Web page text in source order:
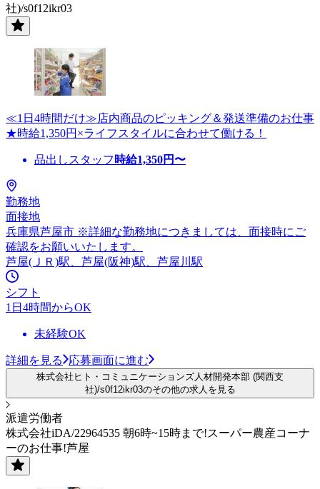
社)/s0f12ikr03
≪1日4時間だけ≫店内商品のピッキング＆発送準備のお仕事
★時給1,350円×ライフスタイルに合わせて働ける！
品出しスタッフ 時給1,350円〜
勤務地
面接地
兵庫県芦屋市 ※詳細な勤務地につきましては、面接時にご
確認をお願いいたします。
芦屋(ＪＲ)駅、芦屋(阪神)駅、芦屋川駅
シフト
1日4時間からOK
未経験OK
詳細を見る 応募画面に進む
株式会社ヒト・コミュニケーションズ人材開発本部 (関西支
社)/s0f12ikr03のその他の求人を見る
派遣労働者
株式会社iDA/22964535 朝6時~15時まで!スーパー農産コーナ
ーのお仕事!芦屋